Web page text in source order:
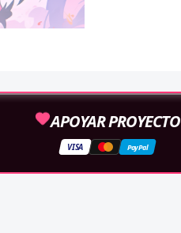
APOYAR PROYECTO
VISA PayPal